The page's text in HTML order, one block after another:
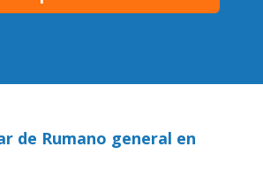
de Rumano general en